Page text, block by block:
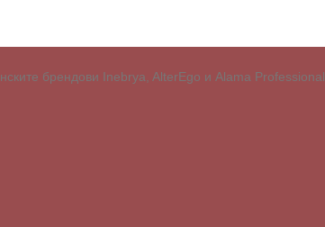
брендови Inebrya, AlterEgo и Alama Professional.